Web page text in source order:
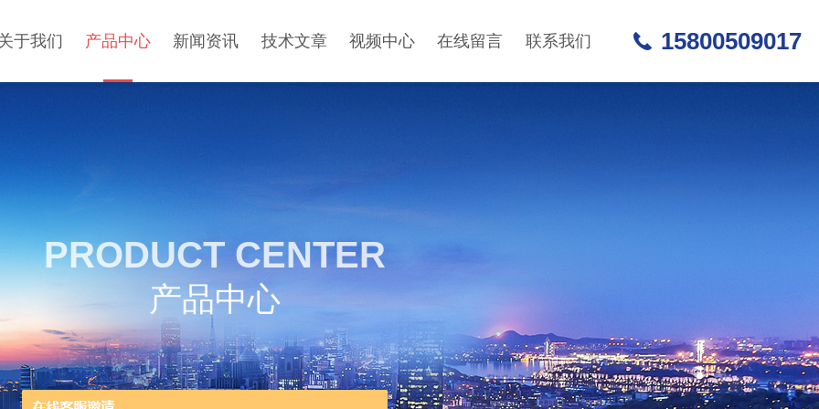
于我们 产品中心 新闻资讯 技术文章 视频中心 在线留言 联系我们 15800509017
PRODUCT CENTER
产品中心